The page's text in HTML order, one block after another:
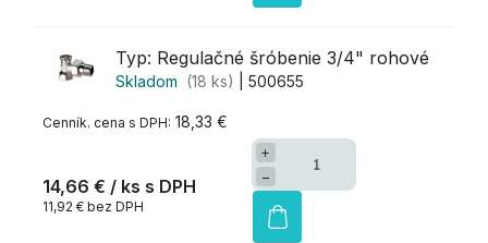
Typ: Regulačné šróbenie 3/4" rohové
Skladom (18 ks) | 500655
18,33 €
14,66 € / ks
11,92 € bez DPH
+
−